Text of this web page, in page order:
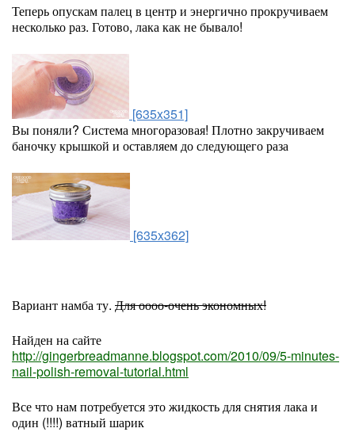
Теперь опускам палец в центр и энергично прокручиваем
несколько раз. Готово, лака как не бывало!
[635x351]
Вы поняли? Система многоразовая! Плотно закручиваем
баночку крышкой и оставляем до следующего раза
[635x362]
Вариант намба ту. Для оооо-очень экономных!
Найден на сайте
http://gingerbreadmanne.blogspot.com/2010/09/5-minutes-
nail-polish-removal-tutorial.html
Все что нам потребуется это жидкость для снятия лака и
один (!!!!) ватный шарик